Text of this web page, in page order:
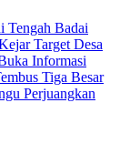
Tengah Badai
Target Desa
Informasi
Tiga Besar
Perjuangkan